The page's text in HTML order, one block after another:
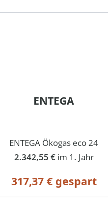
ENTEGA
ENTEGA Ökogas eco 24
2.342,55 € im 1. Jahr
317,37 € gespart